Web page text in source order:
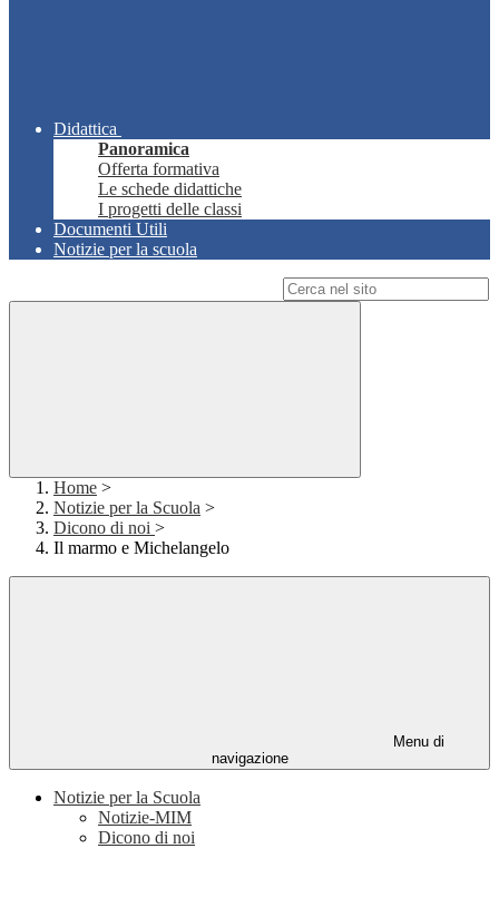
Didattica
Panoramica
Offerta formativa
Le schede didattiche
I progetti delle classi
Documenti Utili
Notizie per la scuola
Home >
Notizie per la Scuola >
Dicono di noi >
Il marmo e Michelangelo
Menu di
navigazione
Notizie per la Scuola
Notizie-MIM
Dicono di noi